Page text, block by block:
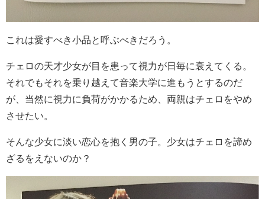
これは愛すべき小品と呼ぶべきだろう。
チェロの天才少女が目を患って視力が日毎に衰えてくる。
それでもそれを乗り越えて音楽大学に進もうとするのだ
が、当然に視力に負荷がかかるため、両親はチェロをやめ
させたい。
そんな少女に淡い恋心を抱く男の子。少女はチェロを諦め
ざるをえないのか？